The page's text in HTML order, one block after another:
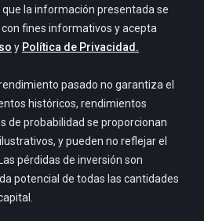
la información presentada se
fines informativos y acepta
y Política de Privacidad.
pasado no garantiza el
históricos, rendimientos
de probabilidad se proporcionan
y pueden no reflejar el
pérdidas de inversión son
potencial de todas las cantidades